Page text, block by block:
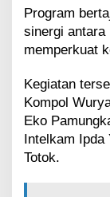
Program
sinergi antara
memperkuat
Kegiatan
Kompol
Eko
Intelkam Ipda
Totok.